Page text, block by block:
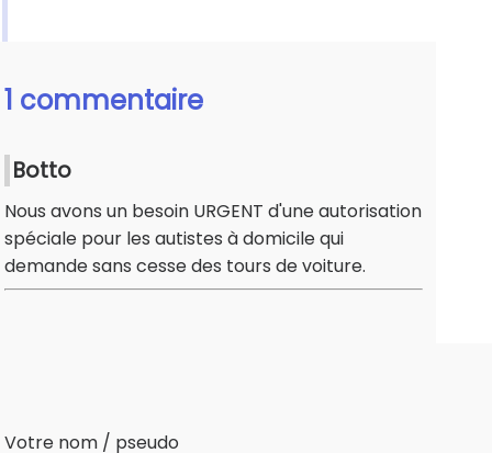
1 commentaire
Botto
Nous avons un besoin URGENT d'une autorisation
spéciale pour les autistes à domicile qui
demande sans cesse des tours de voiture.
Votre nom / pseudo